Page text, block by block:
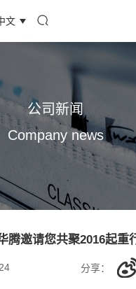
文
公司新闻
Company news
腾邀请您共聚2016起重
分享：